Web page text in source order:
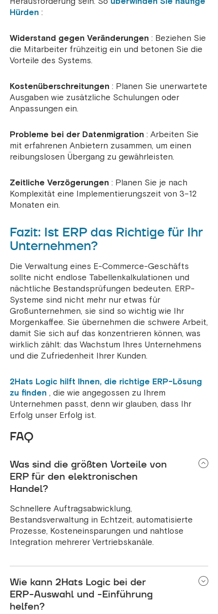
Hürden :
Widerstand gegen Veränderungen : Beziehen Sie
die Mitarbeiter frühzeitig ein und betonen Sie die
Vorteile des Systems.
Kostenüberschreitungen : Planen Sie unerwartete
Ausgaben wie zusätzliche Schulungen oder
Anpassungen ein.
Probleme bei der Datenmigration : Arbeiten Sie
mit erfahrenen Anbietern zusammen, um einen
reibungslosen Übergang zu gewährleisten.
Zeitliche Verzögerungen : Planen Sie je nach
Komplexität eine Implementierungszeit von 3–12
Monaten ein.
Fazit: Ist ERP das Richtige für Ihr
Unternehmen?
Die Verwaltung eines E-Commerce-Geschäfts
sollte nicht endlose Tabellenkalkulationen und
nächtliche Bestandsprüfungen bedeuten. ERP-
Systeme sind nicht mehr nur etwas für
Großunternehmen, sie sind so wichtig wie Ihr
Morgenkaffee. Sie übernehmen die schwere Arbeit,
damit Sie sich auf das konzentrieren können, was
wirklich zählt: das Wachstum Ihres Unternehmens
und die Zufriedenheit Ihrer Kunden.
2Hats Logic hilft Ihnen, die richtige ERP-Lösung
zu finden , die wie angegossen zu Ihrem
Unternehmen passt, denn wir glauben, dass Ihr
Erfolg unser Erfolg ist.
FAQ
Was sind die größten Vorteile von
ERP für den elektronischen
Handel?
Schnellere Auftragsabwicklung,
Bestandsverwaltung in Echtzeit, automatisierte
Prozesse, Kosteneinsparungen und nahtlose
Integration mehrerer Vertriebskanäle.
Wie kann 2Hats Logic bei der
ERP-Auswahl und -Einführung
helfen?